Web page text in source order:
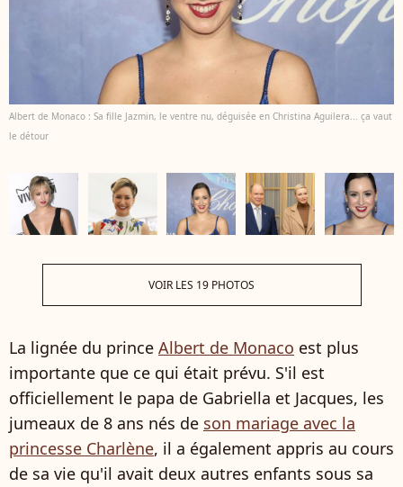
Albert de Monaco : Sa fille Jazmin, le ventre nu, déguisée en Christina Aguilera... ça vaut
le détour
VOIR LES 19 PHOTOS
La lignée du prince Albert de Monaco est plus
importante que ce qui était prévu. S'il est
officiellement le papa de Gabriella et Jacques, les
jumeaux de 8 ans nés de son mariage avec la
princesse Charlène, il a également appris au cours
de sa vie qu'il avait deux autres enfants sous sa